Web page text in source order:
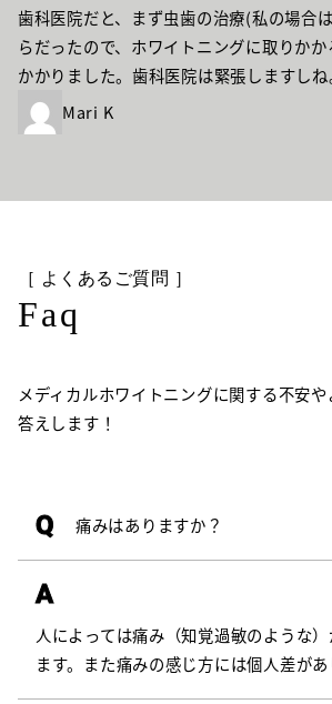
歯科医院だと、まず虫歯の治療(私の場合
らだったので、ホワイトニングに取りか
かかりました。歯科医院は緊張しますしね
Mari K
［ よくあるご質問 ］
Faq
メディカルホワイトニングに関する不安
答えします！
Q 痛みはありますか？
A
人によっては痛み（知覚過敏のような
ます。また痛みの感じ方には個人差があ